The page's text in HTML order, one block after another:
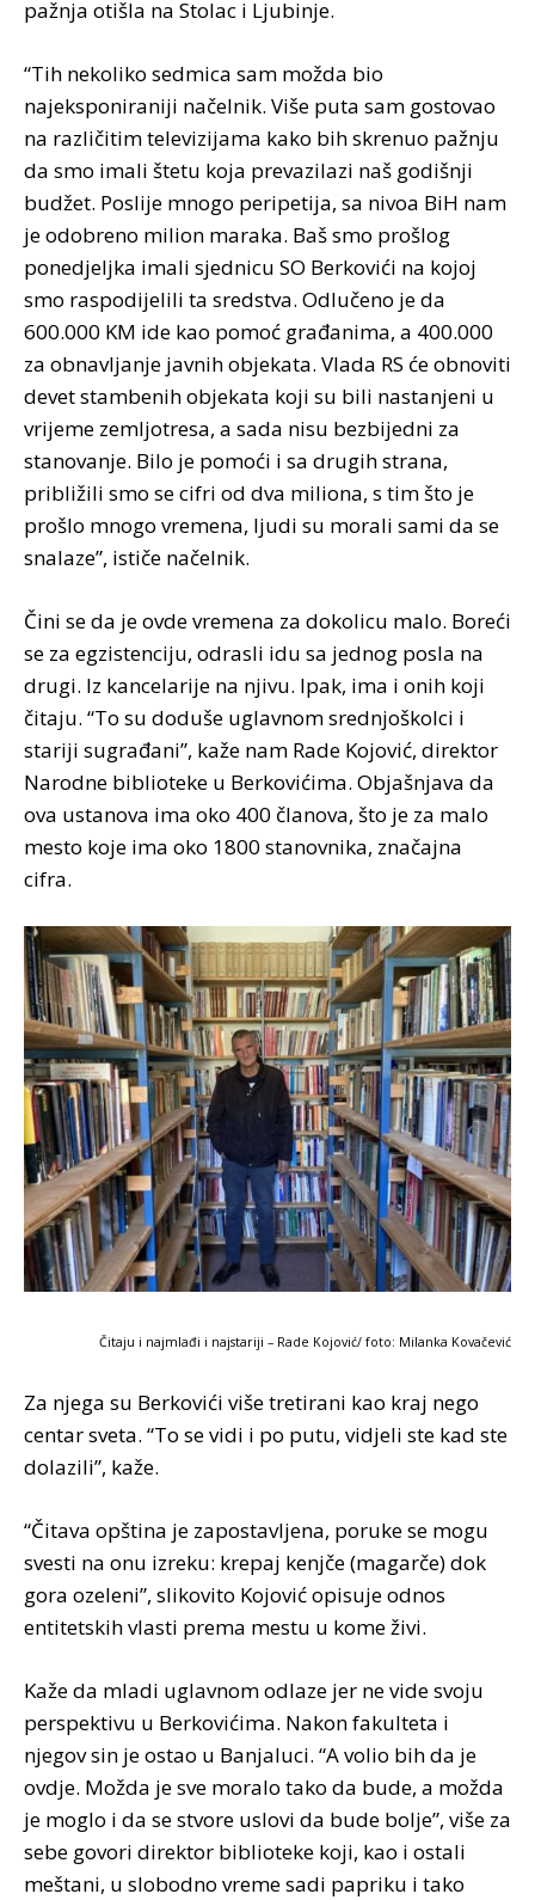
pažnja otišla na Stolac i Ljubinje.
“Tih nekoliko sedmica sam možda bio
najeksponiraniji načelnik. Više puta sam gostovao
na različitim televizijama kako bih skrenuo pažnju
da smo imali štetu koja prevazilazi naš godišnji
budžet. Poslije mnogo peripetija, sa nivoa BiH nam
je odobreno milion maraka. Baš smo prošlog
ponedjeljka imali sjednicu SO Berkovići na kojoj
smo raspodijelili ta sredstva. Odlučeno je da
600.000 KM ide kao pomoć građanima, a 400.000
za obnavljanje javnih objekata. Vlada RS će obnoviti
devet stambenih objekata koji su bili nastanjeni u
vrijeme zemljotresa, a sada nisu bezbijedni za
stanovanje. Bilo je pomoći i sa drugih strana,
približili smo se cifri od dva miliona, s tim što je
prošlo mnogo vremena, ljudi su morali sami da se
snalaze”, ističe načelnik.
Čini se da je ovde vremena za dokolicu malo. Boreći
se za egzistenciju, odrasli idu sa jednog posla na
drugi. Iz kancelarije na njivu. Ipak, ima i onih koji
čitaju. “To su doduše uglavnom srednjoškolci i
stariji sugrađani”, kaže nam Rade Kojović, direktor
Narodne biblioteke u Berkovićima. Objašnjava da
ova ustanova ima oko 400 članova, što je za malo
mesto koje ima oko 1800 stanovnika, značajna
cifra.
Čitaju i najmlađi i najstariji – Rade Kojović/ foto: Milanka Kovačević
Za njega su Berkovići više tretirani kao kraj nego
centar sveta. “To se vidi i po putu, vidjeli ste kad ste
dolazili”, kaže.
“Čitava opština je zapostavljena, poruke se mogu
svesti na onu izreku: krepaj kenjče (magarče) dok
gora ozeleni”, slikovito Kojović opisuje odnos
entitetskih vlasti prema mestu u kome živi.
Kaže da mladi uglavnom odlaze jer ne vide svoju
perspektivu u Berkovićima. Nakon fakulteta i
njegov sin je ostao u Banjaluci. “A volio bih da je
ovdje. Možda je sve moralo tako da bude, a možda
je moglo i da se stvore uslovi da bude bolje”, više za
sebe govori direktor biblioteke koji, kao i ostali
meštani, u slobodno vreme sadi papriku i tako